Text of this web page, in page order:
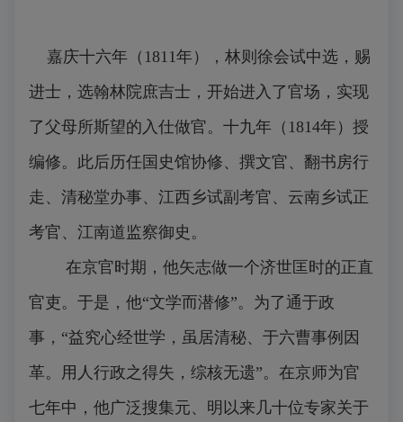
嘉庆十六年（1811年），林则徐会试中选，赐
进士，选翰林院庶吉士，开始进入了官场，实现
了父母所斯望的入仕做官。十九年（1814年）授
编修。此后历任国史馆协修、撰文官、翻书房行
走、清秘堂办事、江西乡试副考官、云南乡试正
考官、江南道监察御史。
在京官时期，他矢志做一个济世匡时的正直
官吏。于是，他“文学而潜修”。为了通于政
事，“益究心经世学，虽居清秘、于六曹事例因
革。用人行政之得失，综核无遗”。在京师为官
七年中，他广泛搜集元、明以来几十位专家关于